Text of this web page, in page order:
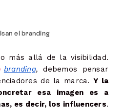
el branding
más allá de la visibilidad.
branding,debemos pensar
de la marca. Y la
esa imagen es a
es decir, los influencers.